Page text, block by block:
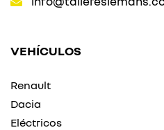
VEHÍCULOS
Renault
Dacia
Eléctricos